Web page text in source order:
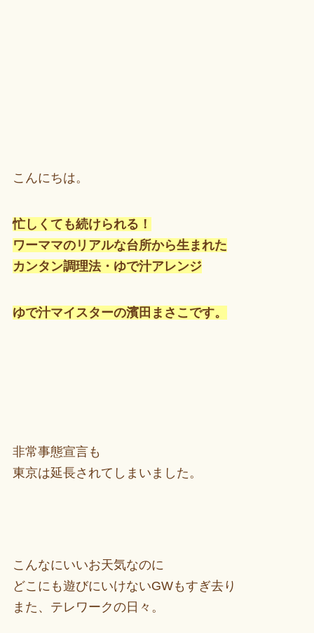
こんにちは。
忙しくても続けられる！
ワーママのリアルな台所から生まれた
カンタン調理法・ゆで汁アレンジ
ゆで汁マイスターの濱田まさこです。
非常事態宣言も
東京は延長されてしまいました。
こんなにいいお天気なのに
どこにも遊びにいけないGWもすぎ去り
また、テレワークの日々。